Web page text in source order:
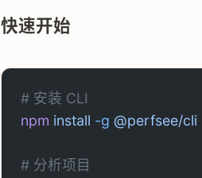
快速开始
# 安装 CLI
npm install -g @perfsee/cli
# 分析项目